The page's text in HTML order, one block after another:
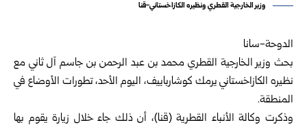
وزير الخارجية القطري ونظيره الكازاخستاني-قنا
الدوحة-سانا
بحث وزير الخارجية القطري محمد بن عبد الرحمن بن جاسم آل ثاني مع
نظيره الكازاخستاني يرمك كوشارباييف، اليوم الأحد، تطورات الأوضاع في
المنطقة.
وذكرت وكالة الأنباء القطرية (قنا)، أن ذلك جاء خلال زيارة يقوم بها